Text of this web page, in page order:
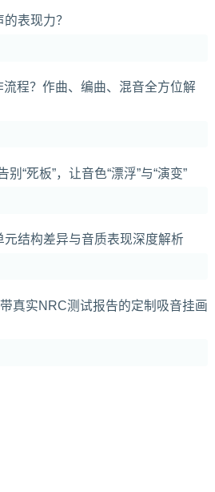
表现力？
程？作曲、编曲、混音全方位解
“死板”，让音色“漂浮”与“演变”
结构差异与音质表现深度解析
真实NRC测试报告的定制吸音挂画